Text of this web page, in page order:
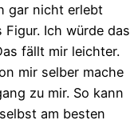
gar nicht erlebt
Ich würde das
fällt mir leichter.
mir selber mache
zu mir. So kann
am besten